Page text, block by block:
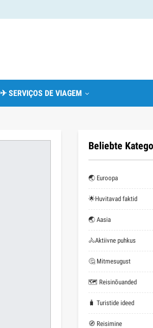
✈ SERVIÇOS DE VIAGEM
Beliebte
🌏 Euroopa
🌟Huvitavad faktid
🌏 Aasia
🚴Aktiivne puhkus
🤔 Mitmesugust
🗺 Reisinõuanded
🧳 Turistide ideed
🧭 Reisimine